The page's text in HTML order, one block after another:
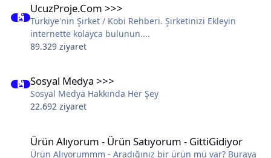
UcuzProje.Com >>>
Türkiye'nin Şirket / Kobi Rehberi. Şirketinizi Ekleyin
internette kolayca bulunun....
89.329 ziyaret
Sosyal Medya >>>
Sosyal Medya Hakkında Her Şey
22.692 ziyaret
Ürün Alıyorum - Ürün Satıyorum - GittiGidiyor
Ürün Alıyorummm - Aradığınız bir ürün mü var? Buraya